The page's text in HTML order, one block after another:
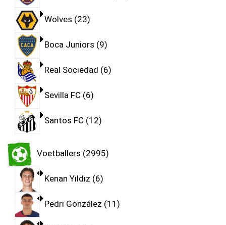
Wolves 23
Boca Juniors 9
Real Sociedad 6
Sevilla FC 6
Santos FC 12
Voetballers 2995
Kenan Yıldız 6
Pedri González 11